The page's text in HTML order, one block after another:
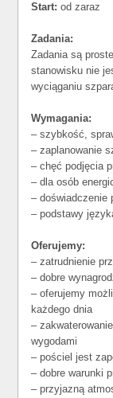
Start: od zaraz
Zadania:
Zadania są
stanowisku nie
wyciąganiu
Wymagania:
– szybkość,
– zaplanowanie
– chęć podjęcia
– dla osób
– doświadczenie
– podstawy
Oferujemy:
– zatrudnienie
– dobre
– oferujemy
każdego dnia
–
wygodami
– pościel jest
– dobre warunki
– przyjazną